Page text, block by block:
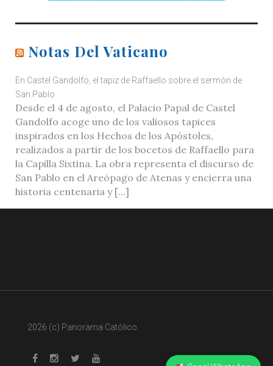
Notas Del Vaticano
En Castel Gandolfo, el tapiz de Raffaello sobre el sermón de
San Pablo
Desde el 4 de agosto, el Palacio Papal de Castel
Gandolfo acoge uno de los valiosos tapices
inspirados en los Hechos de los Apóstoles,
realizados a partir de los bocetos de Raffaello para
la Capilla Sixtina. La obra representa el discurso de
San Pablo en el Areópago de Atenas y encierra una
historia centenaria y […]
2026 (c) Panorama Católico.